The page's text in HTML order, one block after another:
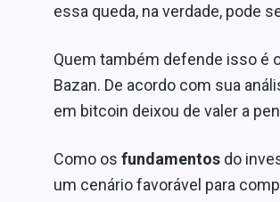
essa queda, na verdade, pode
Quem também defende isso é
Bazan. De acordo com sua
em bitcoin deixou de valer a
Como os fundamentos do
um cenário favorável para